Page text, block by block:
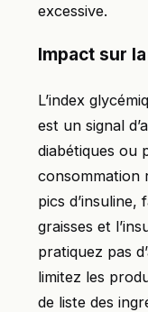
excessive.
Impact sur
L’index
est un signal
diabétiques ou
consommation
pics d’insuline,
graisses et
pratiquez pas
limitez les
de liste des